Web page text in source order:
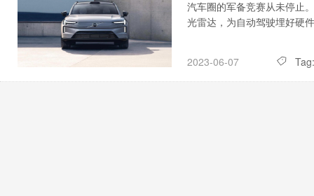
汽车圈的军备竞赛从未停止
光雷达，为自动驾驶埋好硬
2023-06-07 Tag: